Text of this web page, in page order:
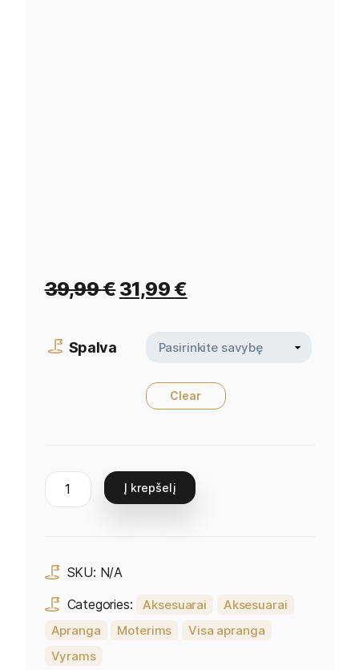
39,99€31,99 €
Spalva
Clear
Į krepšelį
SKU: N/A
Categories:
Aksesuarai
Aksesuarai
Apranga
Moterims
Visa apranga
Vyrams